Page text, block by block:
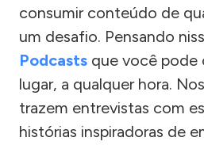
consumir conteúdo de
um desafio. Pensando
Podcasts que você pode
lugar, a qualquer hora.
trazem entrevistas com
histórias inspiradoras de